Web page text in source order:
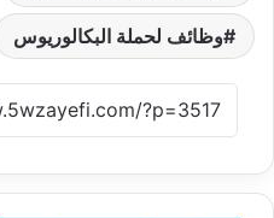
وظائف لحملة البكالوريوس